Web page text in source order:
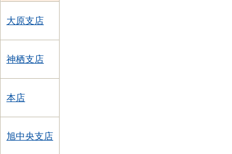
大原支店
神栖支店
本店
旭中央支店